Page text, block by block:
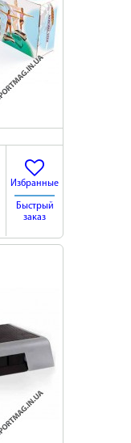
Избранные
Быстрый
заказ